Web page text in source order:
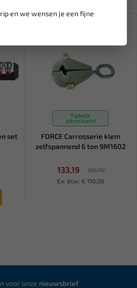
en we wensen je een fijne
set
Tijdelijk
uitverkocht
FORCE Carrosserie klem
zelfspannend 6 ton 9M1602
133,19
156,70
Ex. btw: € 110,08
voor onze nieuwsbrief